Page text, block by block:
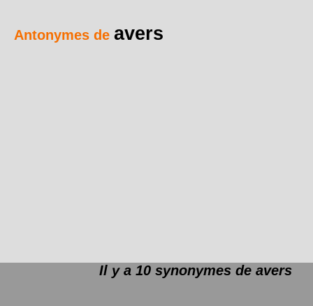
Antonymes de avers
Il y a 10 synonymes de avers